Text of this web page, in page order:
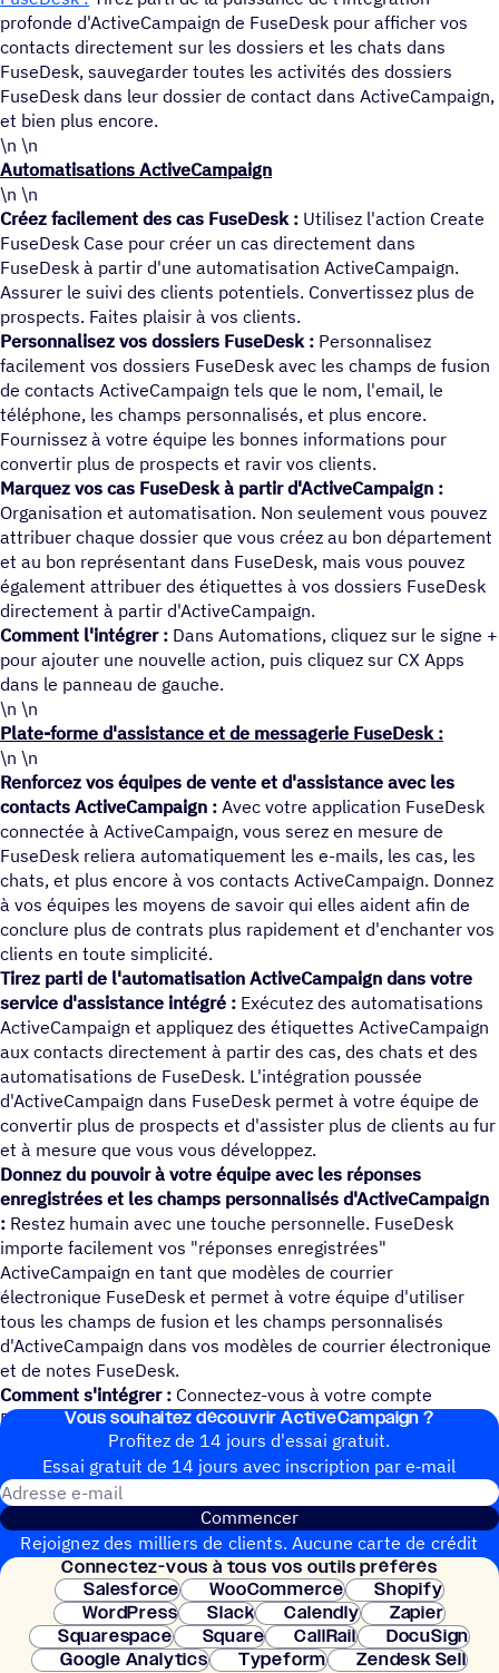
profonde d'ActiveCampaign de FuseDesk pour afficher vos
contacts directement sur les dossiers et les chats dans
FuseDesk, sauvegarder toutes les activités des dossiers
FuseDesk dans leur dossier de contact dans ActiveCampaign,
et bien plus encore.
\n \n
Automatisations ActiveCampaign
\n \n
Créez facilement des cas FuseDesk : Utilisez l'action Create
FuseDesk Case pour créer un cas directement dans
FuseDesk à partir d'une automatisation ActiveCampaign.
Assurer le suivi des clients potentiels. Convertissez plus de
prospects. Faites plaisir à vos clients.
Personnalisez vos dossiers FuseDesk : Personnalisez
facilement vos dossiers FuseDesk avec les champs de fusion
de contacts ActiveCampaign tels que le nom, l'email, le
téléphone, les champs personnalisés, et plus encore.
Fournissez à votre équipe les bonnes informations pour
convertir plus de prospects et ravir vos clients.
Marquez vos cas FuseDesk à partir d'ActiveCampaign :
Organisation et automatisation. Non seulement vous pouvez
attribuer chaque dossier que vous créez au bon département
et au bon représentant dans FuseDesk, mais vous pouvez
également attribuer des étiquettes à vos dossiers FuseDesk
directement à partir d'ActiveCampaign.
Comment l'intégrer : Dans Automations, cliquez sur le signe +
pour ajouter une nouvelle action, puis cliquez sur CX Apps
dans le panneau de gauche.
\n \n
Plate-forme d'assistance et de messagerie FuseDesk :
\n \n
Renforcez vos équipes de vente et d'assistance avec les
contacts ActiveCampaign : Avec votre application FuseDesk
connectée à ActiveCampaign, vous serez en mesure de
FuseDesk reliera automatiquement les e-mails, les cas, les
chats, et plus encore à vos contacts ActiveCampaign. Donnez
à vos équipes les moyens de savoir qui elles aident afin de
conclure plus de contrats plus rapidement et d'enchanter vos
clients en toute simplicité.
Tirez parti de l'automatisation ActiveCampaign dans votre
service d'assistance intégré : Exécutez des automatisations
ActiveCampaign et appliquez des étiquettes ActiveCampaign
aux contacts directement à partir des cas, des chats et des
automatisations de FuseDesk. L'intégration poussée
d'ActiveCampaign dans FuseDesk permet à votre équipe de
convertir plus de prospects et d'assister plus de clients au fur
et à mesure que vous vous développez.
Donnez du pouvoir à votre équipe avec les réponses
enregistrées et les champs personnalisés d'ActiveCampaign
: Restez humain avec une touche personnelle. FuseDesk
importe facilement vos "réponses enregistrées"
ActiveCampaign en tant que modèles de courrier
électronique FuseDesk et permet à votre équipe d'utiliser
tous les champs de fusion et les champs personnalisés
d'ActiveCampaign dans vos modèles de courrier électronique
et de notes FuseDesk.
Comment s'intégrer : Connectez-vous à votre compte
FuseDesk pour intégrer ActiveCampaign.
Vous souhai­tez découvrir ActiveCampaign ?
Profitez de 14 jours d'essai gratuit.
Essai gratuit de 14 jours avec inscrip­tion par e‑mail
Commencer
Rejoignez des milliers de clients. Aucune carte de crédit
nécessaire. Configuration instantanée.
Connec­tez-vous à tous vos outils préférés
Salesforce
WooCommerce
Shopify
WordPress
Slack Calendly
Zapier
Squarespace
Square CallRail
DocuSign
Google Analytics
Typeform Zendesk Sell